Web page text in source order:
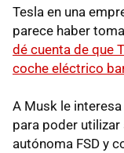
Tesla en una
parece haber
dé cuenta de que
coche eléctrico
A Musk le
para poder
autónoma FSD y